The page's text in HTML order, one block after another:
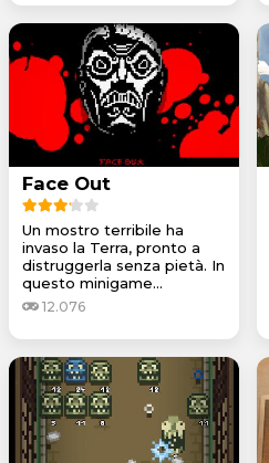
Face Out
Un mostro terribile ha
invaso la Terra, pronto a
distruggerla senza pietà. In
questo minigame...
12.076